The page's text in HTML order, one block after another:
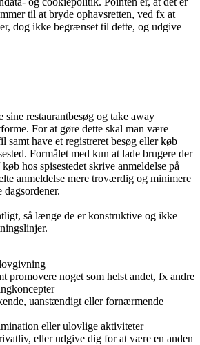
til at bryde ophavsretten, ved fx at
dog ikke begrænset til dette, og udgive
sine restaurantbesøg og take away
For at gøre dette skal man være
samt have et registreret besøg eller køb
Formålet med kun at lade brugere der
hos spisestedet skrive anmeldelse på
anmeldelse mere troværdig og minimere
så længe de er konstruktive og ikke
promovere noget som helst andet, fx andre
uanstændigt eller fornærmende
eller ulovlige aktiviteter
eller udgive dig for at være en anden